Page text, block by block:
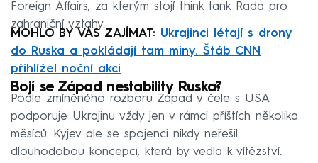
Foreign Affairs, za kterým stojí think tank Rada pro
zahraniční vztahy.
MOHLO BY VÁS ZAJÍMAT: Ukrajinci létají s drony
do Ruska a pokládají tam miny. Štáb CNN
přihlížel noční akci
Bojí se Západ nestability Ruska?
Podle zmíněného rozboru Západ v čele s USA
podporuje Ukrajinu vždy jen v rámci příštích několika
měsíců. Kyjev ale se spojenci nikdy neřešil
dlouhodobou koncepci, která by vedla k vítězství.